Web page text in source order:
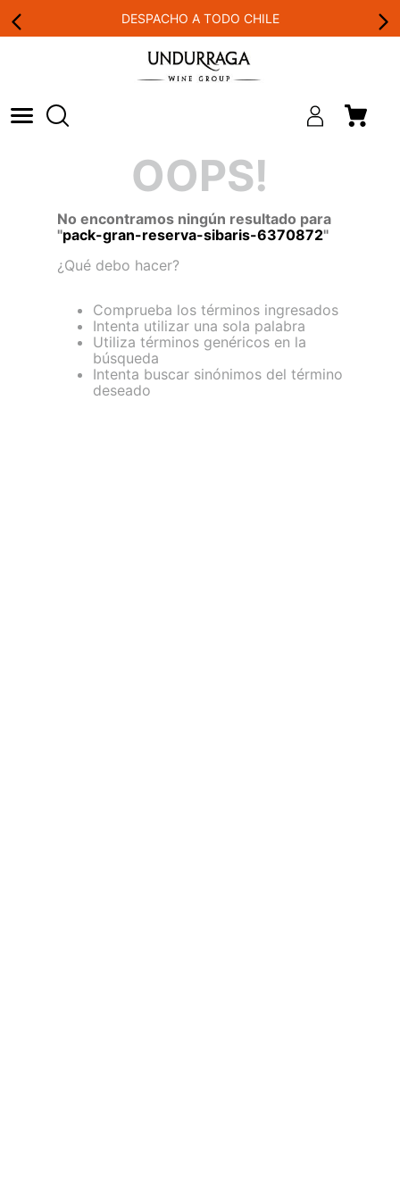
DESPACHO A TODO CHILE
OOPS!
No encontramos ningún resultado para
"pack-gran-reserva-sibaris-6370872"
¿Qué debo hacer?
Comprueba los términos ingresados
Intenta utilizar una sola palabra
Utiliza términos genéricos en la
búsqueda
Intenta buscar sinónimos del término
deseado